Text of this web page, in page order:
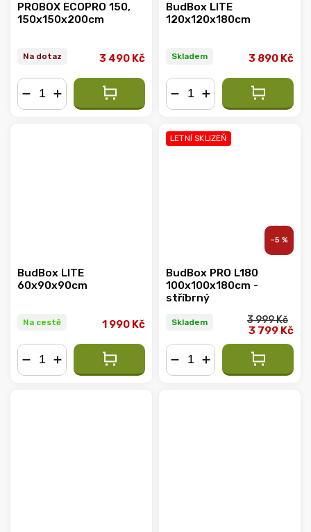
PROBOX ECOPRO 150,
150x150x200cm
Na dotaz 3 490 Kč
BudBox LITE
120x120x180cm
Skladem 3 890 Kč
BudBox LITE
60x90x90cm
Na cestě 1 990 Kč
LETNÍ SKLIZEŇ
–5 %
BudBox PRO L180
100x100x180cm -
stříbrný
Skladem 3 999 Kč
3 799 Kč